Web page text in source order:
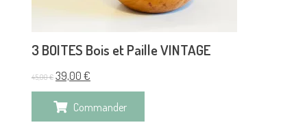
3 BOITES Bois et Paille VINTAGE
45,00€ 39,00 €
Commander